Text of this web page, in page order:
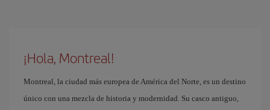
¡Hola, Montreal!
Montreal, la ciudad más europea de América del Norte, es un destino
único con una mezcla de historia y modernidad. Su casco antiguo,